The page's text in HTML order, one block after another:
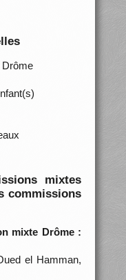
mixtes
commissions
mixte Drôme :
el Hamman,